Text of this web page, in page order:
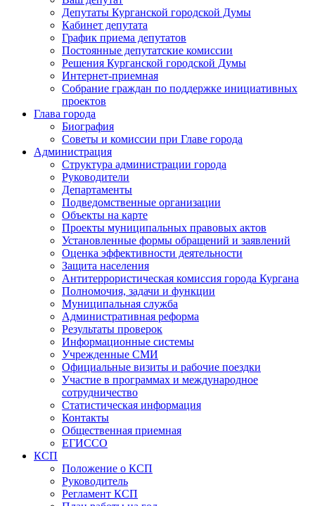
Депутаты Курганской городской Думы
Кабинет депутата
График приема депутатов
Постоянные депутатские комиссии
Решения Курганской городской Думы
Интернет-приемная
Собрание граждан по поддержке инициативных
проектов
Глава города
Биография
Советы и комиссии при Главе города
Администрация
Структура администрации города
Руководители
Департаменты
Подведомственные организации
Объекты на карте
Проекты муниципальных правовых актов
Установленные формы обращений и заявлений
Оценка эффективности деятельности
Защита населения
Антитеррористическая комиссия города Кургана
Полномочия, задачи и функции
Муниципальная служба
Административная реформа
Результаты проверок
Информационные системы
Учрежденные СМИ
Официальные визиты и рабочие поездки
Участие в программах и международное
сотрудничество
Статистическая информация
Контакты
Общественная приемная
ЕГИССО
КСП
Положение о КСП
Руководитель
Регламент КСП